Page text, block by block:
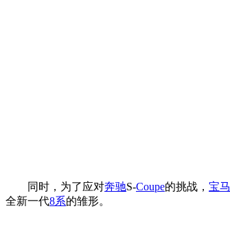
同时，为了应对奔驰S-Coupe的挑战， 宝马
全新一代8系的雏形。